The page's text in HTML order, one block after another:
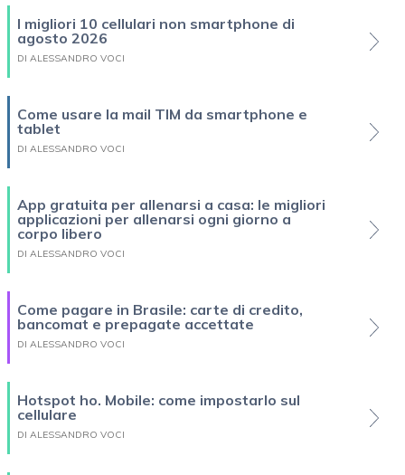
I migliori 10 cellulari non smartphone di
agosto 2026
DI ALESSANDRO VOCI
Come usare la mail TIM da smartphone e
tablet
DI ALESSANDRO VOCI
App gratuita per allenarsi a casa: le migliori
applicazioni per allenarsi ogni giorno a
corpo libero
DI ALESSANDRO VOCI
Come pagare in Brasile: carte di credito,
bancomat e prepagate accettate
DI ALESSANDRO VOCI
Hotspot ho. Mobile: come impostarlo sul
cellulare
DI ALESSANDRO VOCI